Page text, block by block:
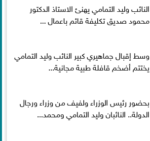
النائب وليد التمامي يهنئ الاستاذ الدكتور
محمود صديق تكليفة قائم باعمال ...
وسط إقبال جماهيري كبير النائب وليد التمامي
يختتم أضخم قافلة طبية مجانية...
بحضور رئيس الوزراء ولفيف من وزراء ورجال
الدولة.. النائبان وليد التمامي ومحمد...